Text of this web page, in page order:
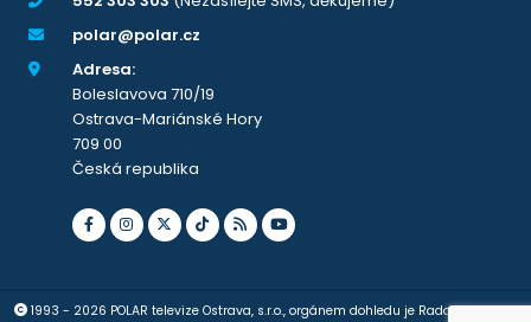
polar@polar.cz
Adresa:
Boleslavova 710/19
Ostrava-Mariánské Hory
709 00
Česká republika
1993 - 2026 POLAR televize Ostrava, s.r.o., orgánem dohledu je Rada pro